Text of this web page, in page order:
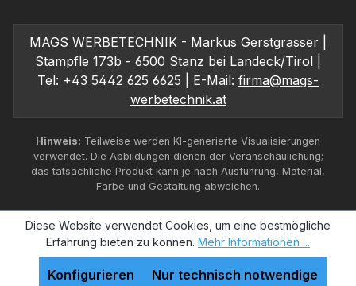
MAGS WERBETECHNIK - Markus Gerstgrasser |
Stampfle 173b - 6500 Stanz bei Landeck/Tirol |
Tel: +43 5442 625 6625 | E-Mail: firma@mags-
werbetechnik.at
Hinweis: Teilweise werden KI-generierte Visualisierungen
verwendet. Die Abbildungen dienen der Veranschaulichung;
das tatsächliche Produkt kann je nach Ausführung, Material,
Farbe und Gestaltung abweichen.
Diese Website verwendet Cookies, um eine bestmögliche
Erfahrung bieten zu können. Mehr Informationen ...
Nur technisch notwendige
Konfigurieren